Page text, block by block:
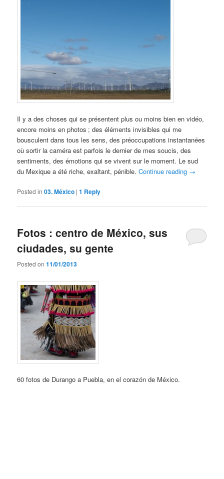
Il y a des choses qui se présentent plus ou moins bien en vidéo,
encore moins en photos ; des éléments invisibles qui me
bousculent dans tous les sens, des préoccupations instantanées
où sortir la caméra est parfois le dernier de mes soucis, des
sentiments, des émotions qui se vivent sur le moment. Le sud
du Mexique a été riche, exaltant, pénible.Continue reading →
Posted in 03. México |1 Reply
Fotos : centro de México, sus
ciudades, su gente
Posted on11/01/2013
60 fotos de Durango a Puebla, en el corazón de México.